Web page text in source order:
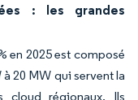
: les grandes
en 2025 est composé
20 MW qui servent la
cloud régionaux. Ils